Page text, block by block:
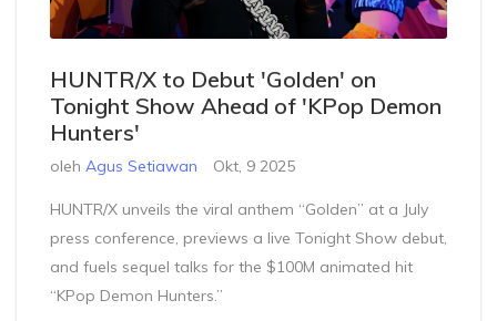
HUNTR/X to Debut 'Golden' on
Tonight Show Ahead of 'KPop Demon
Hunters'
oleh Agus Setiawan Okt, 9 2025
HUNTR/X unveils the viral anthem “Golden” at a July
press conference, previews a live Tonight Show debut,
and fuels sequel talks for the $100M animated hit
“KPop Demon Hunters.”